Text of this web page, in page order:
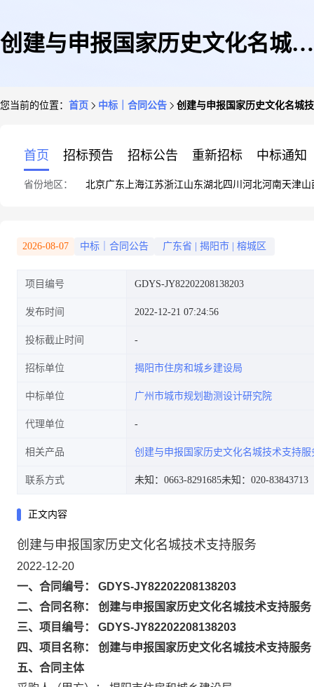
创建与申报国家历史文化名城技
您当前的位置： 首页 中标｜合同公告 创建与申报国家历史文化名城
首页 招标预告 招标公告 重新招标 中标通知
省份地区： 北京广东 上海江苏浙江山东湖北四川 河北河南天津山
2026-08-07 中标｜合同公告 广东省 揭阳市 榕城区
项目编号 GDYS-JY82202208138203
发布时间 2022-12-21 07:24:56
投标截止时间
招标单位 揭阳市住房和城乡建设局
中标单位 广州市城市规划勘测设计研究院
代理单位
相关产品 创建与申报国家历史文化名城技术支持服
联系方式 未知：0663-8291685未知：020-83843713
正文内容
创建与申报国家历史文化名城技术支持服务
2022-12-20
一、合同编号： GDYS-JY82202208138203
二、合同名称： 创建与申报国家历史文化名城技术支持服务
三、项目编号： GDYS-JY82202208138203
四、项目名称： 创建与申报国家历史文化名城技术支持服务
五、合同主体